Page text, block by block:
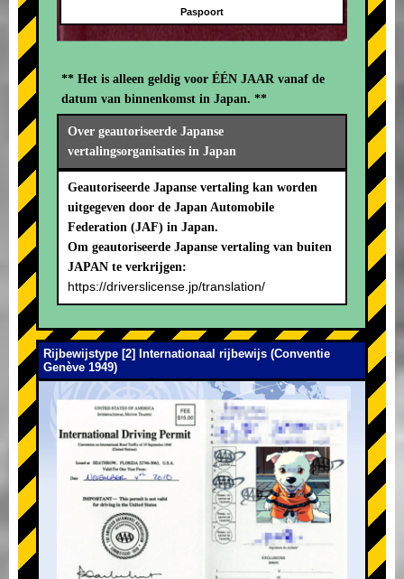
Paspoort
** Het is alleen geldig voor ÉÉN JAAR vanaf de
datum van binnenkomst in Japan. **
Over geautoriseerde Japanse
vertalingsorganisaties in Japan
Geautoriseerde Japanse vertaling kan worden
uitgegeven door de Japan Automobile
Federation (JAF) in Japan.
Om geautoriseerde Japanse vertaling van buiten
JAPAN te verkrijgen:
https://driverslicense.jp/translation/
Rijbewijstype [2] Internationaal rijbewijs (Conventie
Genève 1949)